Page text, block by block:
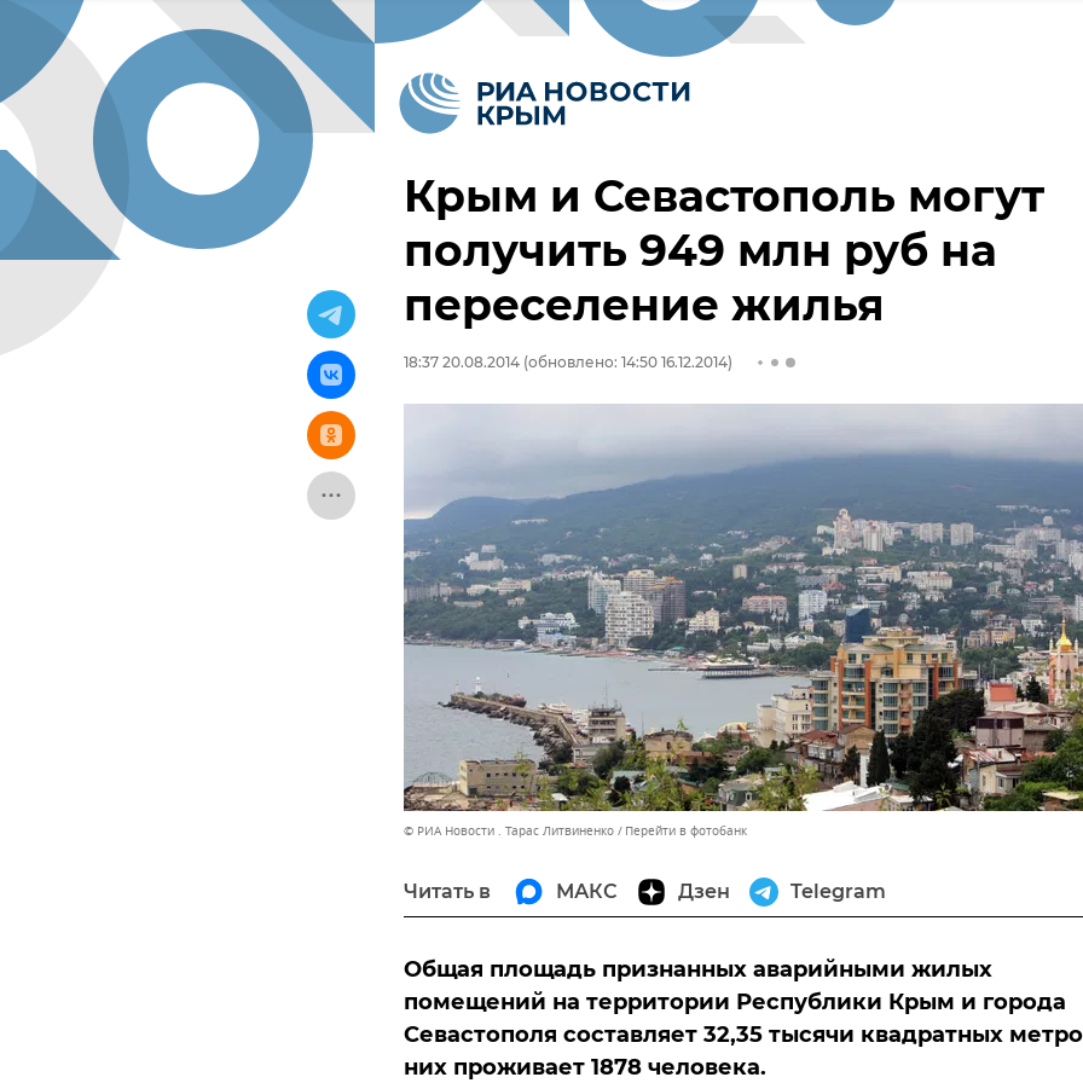
Крым и Севастополь могут
получить 949 млн руб на
переселение жилья
18:37 20.08.2014 (обновлено: 14:50 16.12.2014)
© РИА Новости . Тарас Литвиненко Перейти в фотобанк
Читать в МАКС Дзен Telegram
Общая площадь признанных аварийными жилых
помещений на территории Республики Крым и города
Севастополя составляет 32,35 тысячи квадратных
них проживает 1878 человека.